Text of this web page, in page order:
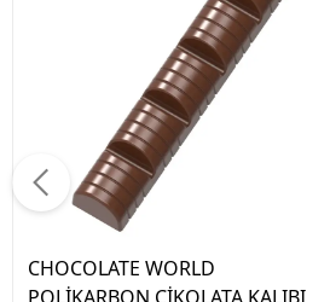
CHOCOLATE WORLD